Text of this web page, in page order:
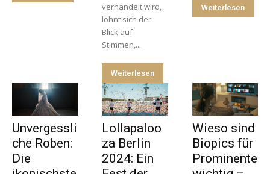
verhandelt wird,
lohnt sich der
Blick auf
Stimmen,...
Weiterlesen
Weiterlesen
Unvergessli
che Roben:
Die
Lollapaloo
za Berlin
2024: Ein
Wieso sind
Biopics für
Prominente